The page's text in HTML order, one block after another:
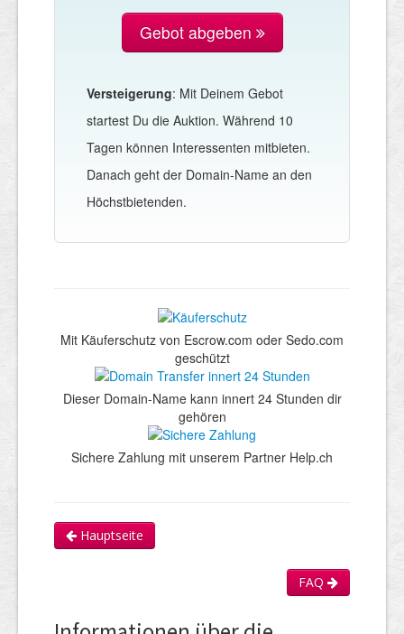
Gebot abgeben
Versteigerung: Mit Deinem Gebot
startest Du die Auktion. Während 10
Tagen können Interessenten mitbieten.
Danach geht der Domain-Name an den
Höchstbietenden.
Mit Käuferschutz von Escrow.com oder Sedo.com
geschützt
Dieser Domain-Name kann innert 24 Stunden dir
gehören
Sichere Zahlung mit unserem Partner Help.ch
Hauptseite
FAQ